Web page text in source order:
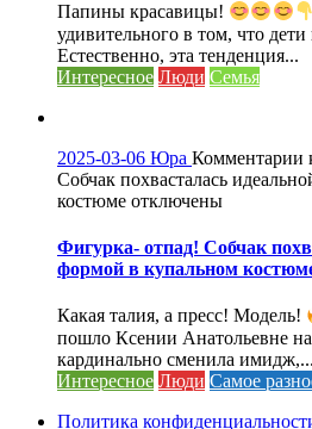
Папины красавицы!
удивительного в том, что
Естественно, эта тенденция...
Интересное Люди Семья
2025-03-06 Юра Комментарии
Собчак похвасталась
костюме отключены
Фигурка- отпад! Собчак
формой в купальном
Какая талия, а пресс! Модель!
пошло Ксении Анатольевне на
кардинально сменила имидж,...
Интересное Люди Самое
Политика